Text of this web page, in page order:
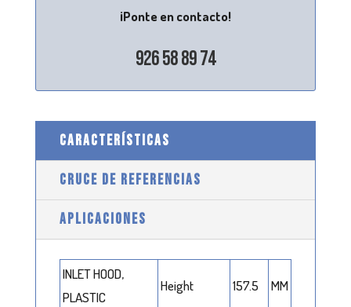
¡Ponte en contacto!
926 58 89 74
CARACTERÍSTICAS
CRUCE DE REFERENCIAS
APLICACIONES
INLET HOOD,
PLASTIC
Height 157.5 MM